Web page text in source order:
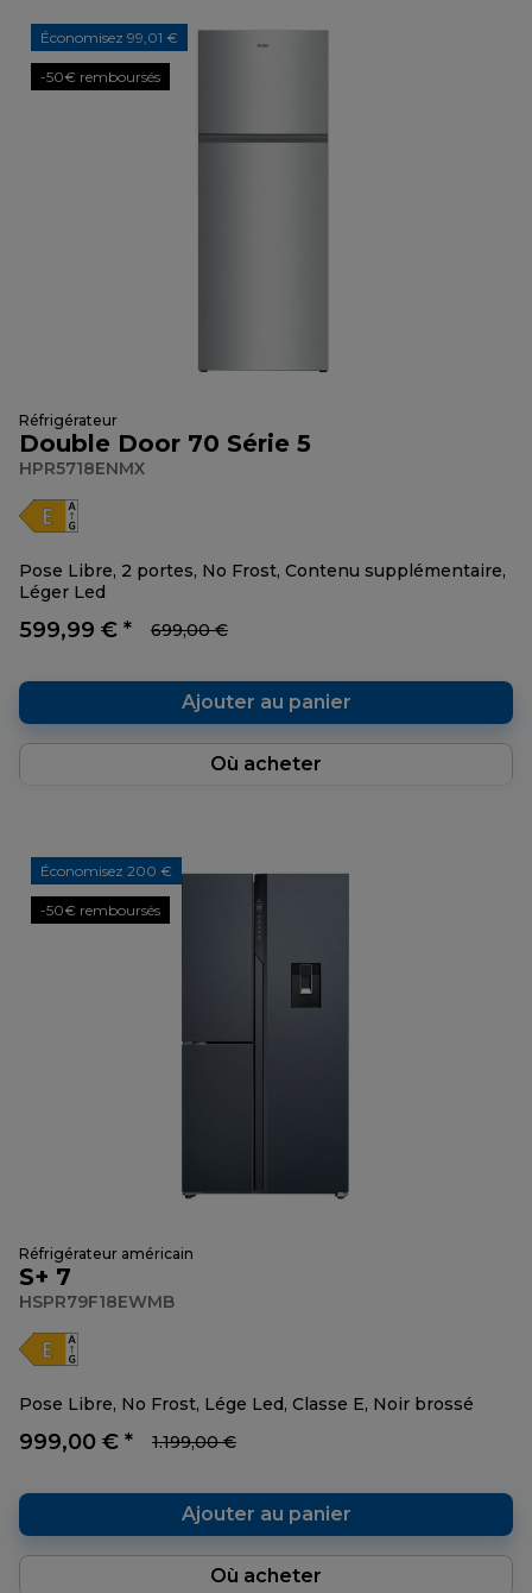
Économisez 99,01 €
-50€ remboursés
Réfrigérateur
Double Door 70 Série 5
HPR5718ENMX
Pose Libre, 2 portes, No Frost, Contenu supplémentaire,
Léger Led
599,99 € * 699,00 €
Ajouter au panier
Où acheter
Économisez 200 €
-50€ remboursés
Réfrigérateur américain
S+ 7
HSPR79F18EWMB
Pose Libre, No Frost, Lége Led, Classe E, Noir brossé
999,00 € * 1.199,00 €
Ajouter au panier
Où acheter